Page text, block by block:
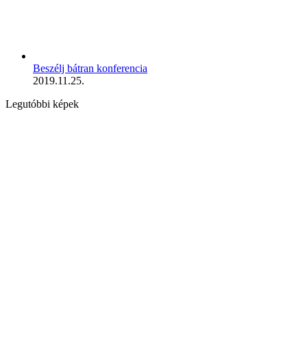
Beszélj bátran konferencia
2019.11.25.
Legutóbbi képek